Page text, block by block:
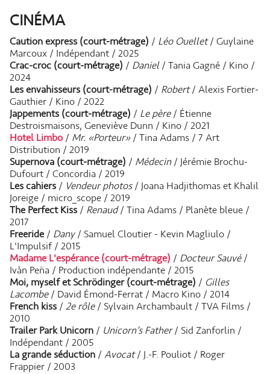
CINÉMA
Caution express (court-métrage) / Léo Ouellet/ Guylaine
Marcoux / Indépendant / 2025
Crac-croc (court-métrage) / Daniel/ Tania Gagné / Kino /
2024
Les envahisseurs (court-métrage) / Robert/ Alexis Fortier-
Gauthier / Kino / 2022
Jappements (court-métrage) / Le père/ Étienne
Destroismaisons, Geneviève Dunn / Kino / 2021
Hotel Limbo/ Mr. «Porteur»/ Tina Adams / 7 Art
Distribution / 2019
Supernova (court-métrage) / Médecin/ Jérémie Brochu-
Dufourt / Concordia / 2019
Les cahiers/ Vendeur photos/ Joana Hadjithomas et Khalil
Joreige / micro_scope / 2019
The Perfect Kiss/ Renaud/ Tina Adams / Planète bleue /
2017
Freeride/ Dany/ Samuel Cloutier - Kevin Magliulo /
L'Impulsif / 2015
Madame L'espérance (court-métrage) / Docteur Sauvé/
Ivàn Peña / Production indépendante / 2015
Moi, myself et Schrödinger (court-métrage) / Gilles
Lacombe/ David Émond-Ferrat / Macro Kino / 2014
French kiss/ 2e rôle/ Sylvain Archambault / TVA Films /
2010
Trailer Park Unicorn/ Unicorn’s Father/ Sid Zanforlin /
Indépendant / 2005
La grande séduction/ Avocat/ J.-F. Pouliot / Roger
Frappier / 2003